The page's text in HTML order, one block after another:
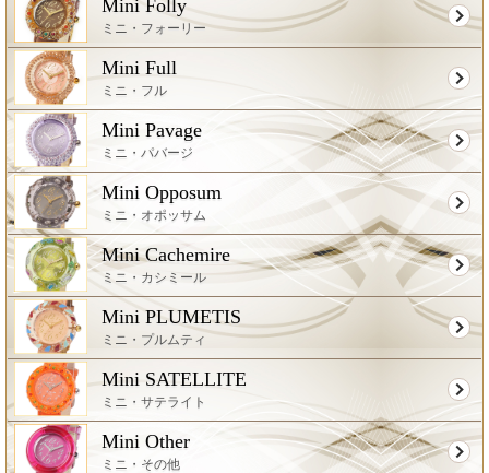
Mini Folly
ミニ・フォーリー
Mini Full
ミニ・フル
Mini Pavage
ミニ・パバージ
Mini Opposum
ミニ・オポッサム
Mini Cachemire
ミニ・カシミール
Mini PLUMETIS
ミニ・プルムティ
Mini SATELLITE
ミニ・サテライト
Mini Other
ミニ・その他